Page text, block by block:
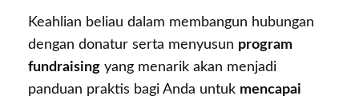
Keahlian beliau dalam membangun hubungan
dengan donatur serta menyusun program
fundraising yang menarik akan menjadi
panduan praktis bagi Anda untuk mencapai